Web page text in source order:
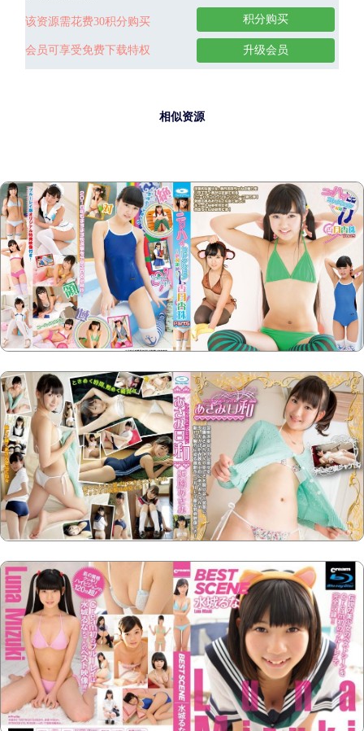
该资源需花费30积分购买
会员可享受免费下载特权
积分购买
升级会员
相似资源